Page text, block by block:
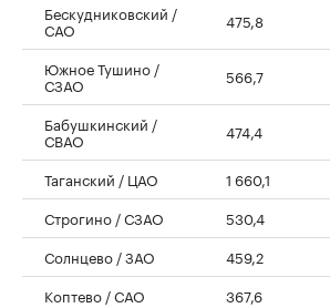
Бескудниковский /
САО 475,8
Южное Тушино /
СЗАО 566,7
Бабушкинский /
СВАО 474,4
Таганский / ЦАО 1 660,1
Строгино / СЗАО
530,4
Солнцево / ЗАО
459,2
Коптево / САО
367,6